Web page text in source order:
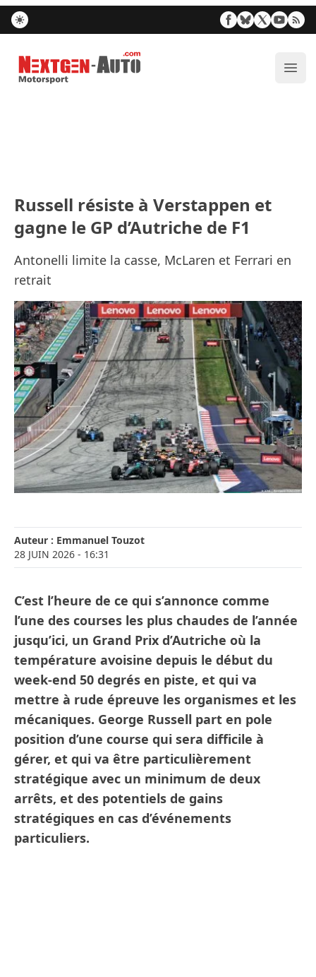
Nextgen-Auto.com
Russell résiste à Verstappen et
gagne le GP d’Autriche de F1
Antonelli limite la casse, McLaren et Ferrari en
retrait
Auteur : Emmanuel Touzot
28 JUIN 2026 - 16:31
C’est l’heure de ce qui s’annonce comme
l’une des courses les plus chaudes de l’année
jusqu’ici, un Grand Prix d’Autriche où la
température avoisine depuis le début du
week-end 50 degrés en piste, et qui va
mettre à rude épreuve les organismes et les
mécaniques. George Russell part en pole
position d’une course qui sera difficile à
gérer, et qui va être particulièrement
stratégique avec un minimum de deux
arrêts, et des potentiels de gains
stratégiques en cas d’événements
particuliers.